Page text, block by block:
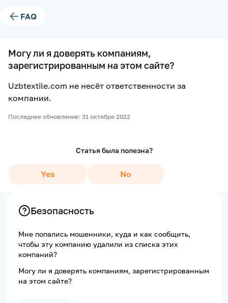
FAQ
Могу ли я доверять компаниям,
зарегистрированным на этом сайте?
Uzbtextile.com не несёт ответственности за
компании.
Последнее обновление: 31 октября 2022
Статья была полезна?
Yes No
Безопасность
Мне попались мошенники, куда и как сообщить,
чтобы эту компанию удалили из списка этих
компаний?
Могу ли я доверять компаниям, зарегистрированным
на этом сайте?